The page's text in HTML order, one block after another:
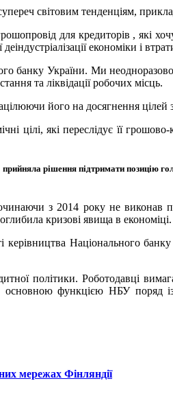
світовим тенденціям,
для кредиторів , які
економіки і
банку України. Ми
та ліквідації робочих місць.
його на досягнення цілей
які переслідує її грошово-
рішення підтримати позицію
з 2014 року не виконав
кризові явища в економіці.
Національного
політики. Роботодавці
функцією НБУ поряд із
мережах Фінляндії